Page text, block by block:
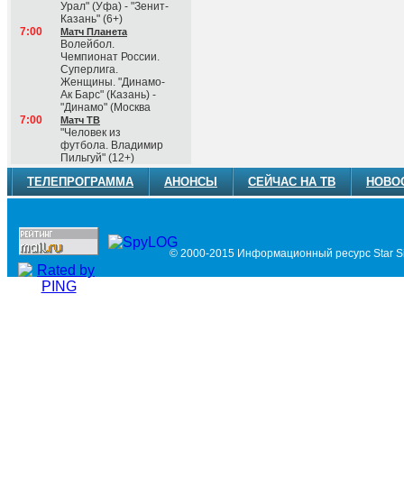
Урал" (Уфа) - "Зенит-
Казань" (6+)
7:00
Матч Планета
Волейбол.
Чемпионат России.
Суперлига.
Женщины. "Динамо-
Ак Барс" (Казань) -
"Динамо" (Москва
7:00
Матч ТВ
"Человек из
футбола. Владимир
Пильгуй" (12+)
ТЕЛЕПРОГРАММА АНОНСЫ СЕЙЧАС НА ТВ
© 2000-2015 Информационный ресурс Star